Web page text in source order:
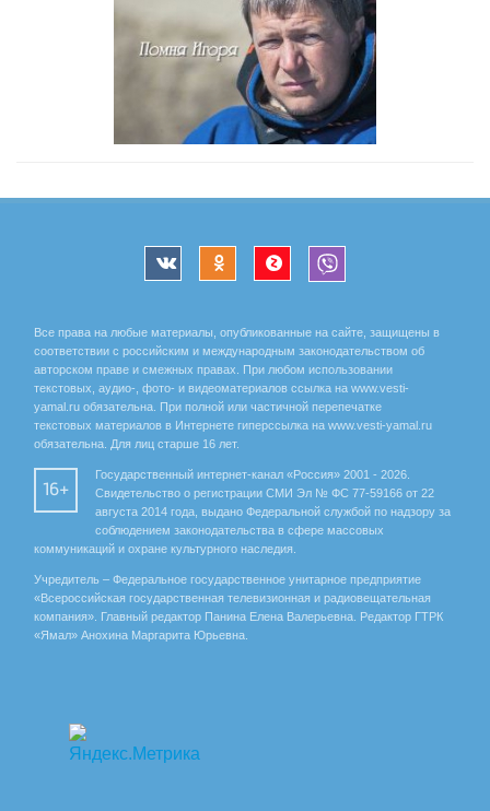
Все права на любые материалы, опубликованные на сайте, защищены в
соответствии с российским и международным законодательством об
авторском праве и смежных правах. При любом использовании
текстовых, аудио-, фото- и видеоматериалов ссылка на www.vesti-
yamal.ru обязательна. При полной или частичной перепечатке
текстовых материалов в Интернете гиперссылка на www.vesti-yamal.ru
обязательна. Для лиц старше 16 лет.
16+
Государственный интернет-канал «Россия» 2001 - 2026.
Свидетельство о регистрации СМИ Эл № ФС 77-59166 от 22
августа 2014 года, выдано Федеральной службой по надзору за
соблюдением законодательства в сфере массовых
коммуникаций и охране культурного наследия.
Учредитель – Федеральное государственное унитарное предприятие
«Всероссийская государственная телевизионная и радиовещательная
компания». Главный редактор Панина Елена Валерьевна. Редактор ГТРК
«Ямал» Анохина Маргарита Юрьевна.